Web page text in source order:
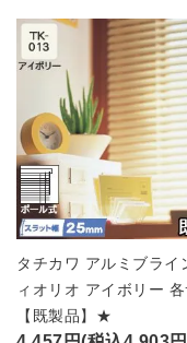
タチカワ アルミブライ
ィオリオ アイボリー
【既製品】★